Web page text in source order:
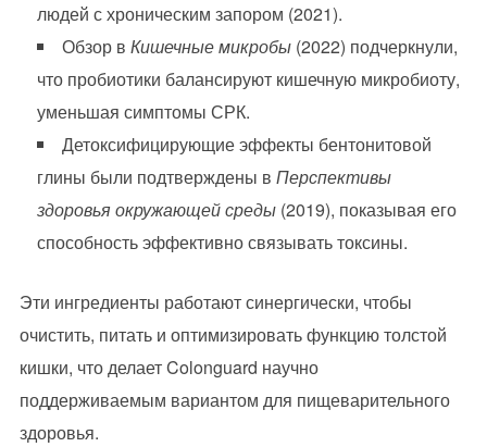
людей с хроническим запором (2021).
Обзор в Кишечные микробы(2022) подчеркнули,
что пробиотики балансируют кишечную микробиоту,
уменьшая симптомы СРК.
Детоксифицирующие эффекты бентонитовой
глины были подтверждены в Перспективы
здоровья окружающей среды(2019), показывая его
способность эффективно связывать токсины.
Эти ингредиенты работают синергически, чтобы
очистить, питать и оптимизировать функцию толстой
кишки, что делает Colonguard научно
поддерживаемым вариантом для пищеварительного
здоровья.